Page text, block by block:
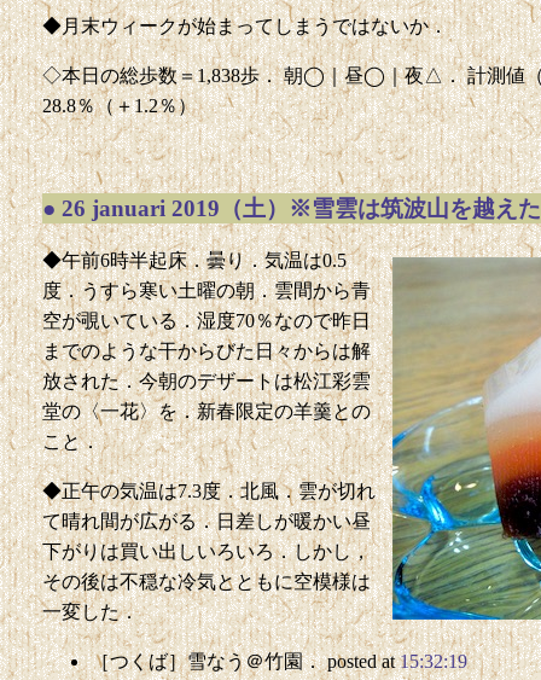
◆月末ウィークが始まってしまうではないか．
◇本日の総歩数＝1,838歩． 朝◯｜昼◯｜夜△． 計測値（
28.8％（＋1.2％）
● 26 januari 2019（土）※雪雲は筑波山を越えた
◆午前6時半起床．曇り．気温は0.5
度．うすら寒い土曜の朝．雲間から青
空が覗いている．湿度70％なので昨日
までのような干からびた日々からは解
放された．今朝のデザートは松江彩雲
堂の〈一花〉を．新春限定の羊羹との
こと．
◆正午の気温は7.3度．北風．雲が切れ
て晴れ間が広がる．日差しが暖かい昼
下がりは買い出しいろいろ．しかし，
その後は不穏な冷気とともに空模様は
一変した．
［つくば］雪なう＠竹園． posted at15:32:19